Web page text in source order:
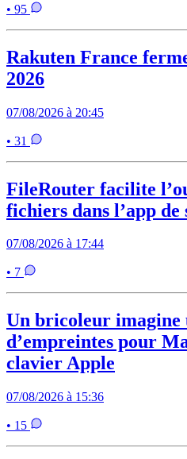
• 95
Rakuten France
2026
07/08/2026 à 20:45
• 31
FileRouter facilite
fichiers dans l’app de
07/08/2026 à 17:44
• 7
Un bricoleur imagine
d’empreintes pour
clavier Apple
07/08/2026 à 15:36
• 15